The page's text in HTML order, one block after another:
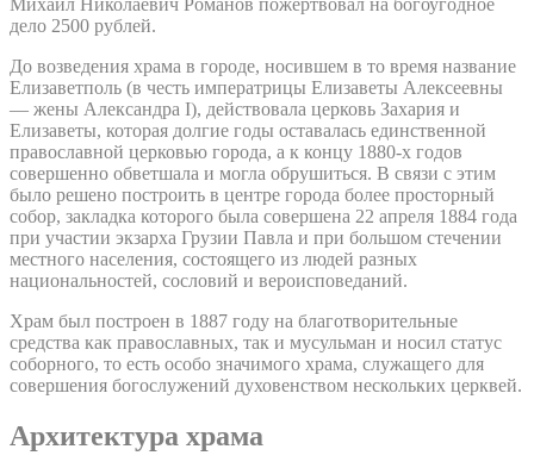
Михаил Николаевич Романов пожертвовал на богоугодное
дело 2500 рублей.
До возведения храма в городе, носившем в то время название
Елизаветполь (в честь императрицы Елизаветы Алексеевны
— жены Александра I), действовала церковь Захария и
Елизаветы, которая долгие годы оставалась единственной
православной церковью города, а к концу 1880-х годов
совершенно обветшала и могла обрушиться. В связи с этим
было решено построить в центре города более просторный
собор, закладка которого была совершена 22 апреля 1884 года
при участии экзарха Грузии Павла и при большом стечении
местного населения, состоящего из людей разных
национальностей, сословий и вероисповеданий.
Храм был построен в 1887 году на благотворительные
средства как православных, так и мусульман и носил статус
соборного, то есть особо значимого храма, служащего для
совершения богослужений духовенством нескольких церквей.
Архитектура храма